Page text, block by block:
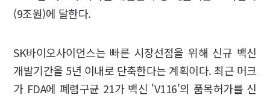
(9조원)에 달한다.
SK바이오사이언스는 빠른 시장선점을 위해 신규 백신
개발기간을 5년 이내로 단축한다는 계획이다. 최근 머크
가 FDA에 폐렴구균 21가 백신 'V116'의 품목허가를 신